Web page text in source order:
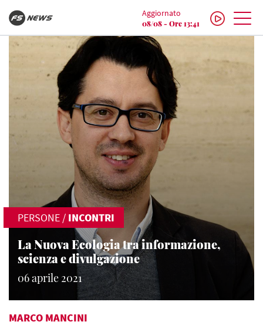
Aggiornato
08/08 - Ore 13:41
PERSONE / INCONTRI
La Nuova Ecologia tra informazione,
scienza e divulgazione
06 aprile 2021
MARCO MANCINI